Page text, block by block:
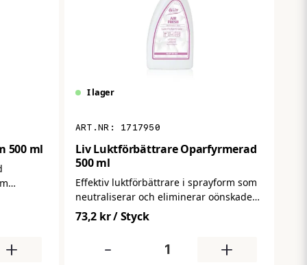
500 ml
+
I lager
1717950
Liv Luktförbättrare Oparfyrmerad
500 ml
Effektiv luktförbättrare i sprayform som
neutraliserar och eliminerar oönskade
lukter på ett enkelt sätt. Ger ett renare,
fräschare inomhusklimat – perfekt för
utrymmen där luften behöver friskas
73,2 kr/ Styck
- +